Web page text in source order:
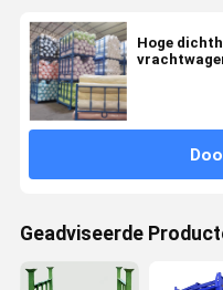
Hoge
Geadviseerde